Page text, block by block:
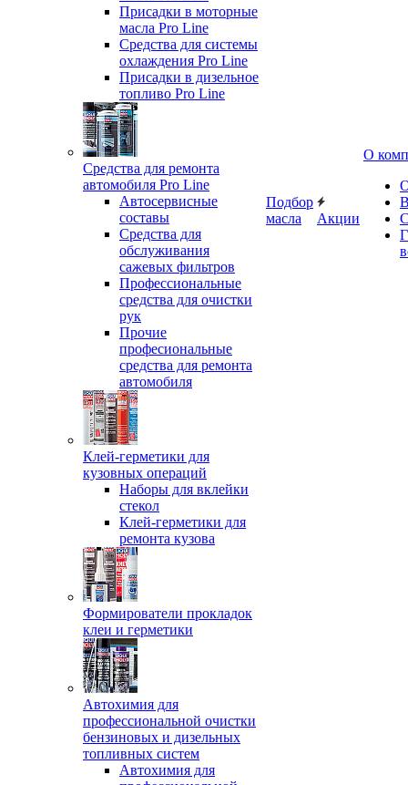
Присадки в моторные
масла Pro Line
Средства для системы
охлаждения Pro Line
Присадки в дизельное
топливо Pro Line
Средства для ремонта
автомобиля Pro Line
Автосервисные
составы
Средства для
обслуживания
сажевых фильтров
Профессиональные
средства для очистки
рук
Прочие
професиональные
средства для ремонта
автомобиля
Клей-герметики для
кузовных операций
Наборы для вклейки
стекол
Клей-герметики для
ремонта кузова
Формирователи прокладок
клеи и герметики
Автохимия для
профессиональной очистки
бензиновых и дизельных
топливных систем
Автохимия для
Подбор
масла
Акции
О